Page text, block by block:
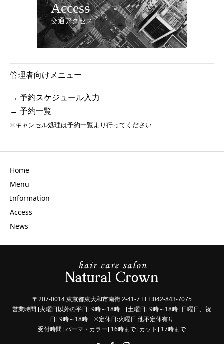
Access
交通アクセス
管理者向けメニュー
→ 予約スケジュール入力
→ 予約一覧
※キャンセル処理は予約一覧より行ってください
Home
Menu
Information
Access
News
〒207-0014 東京都東大和市南街 2-41-7 TEL:042-843-7075
営業時間 [火曜日以外の平日] 9時～18時 [土曜日] 9時～18時 [日曜日、祝
日] 9時～18時 ※定休日:火曜日 他不定休有り
受付時間 [パーマ・カラー] 16時まで [カット] 17時まで